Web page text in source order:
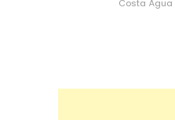
Costa Água